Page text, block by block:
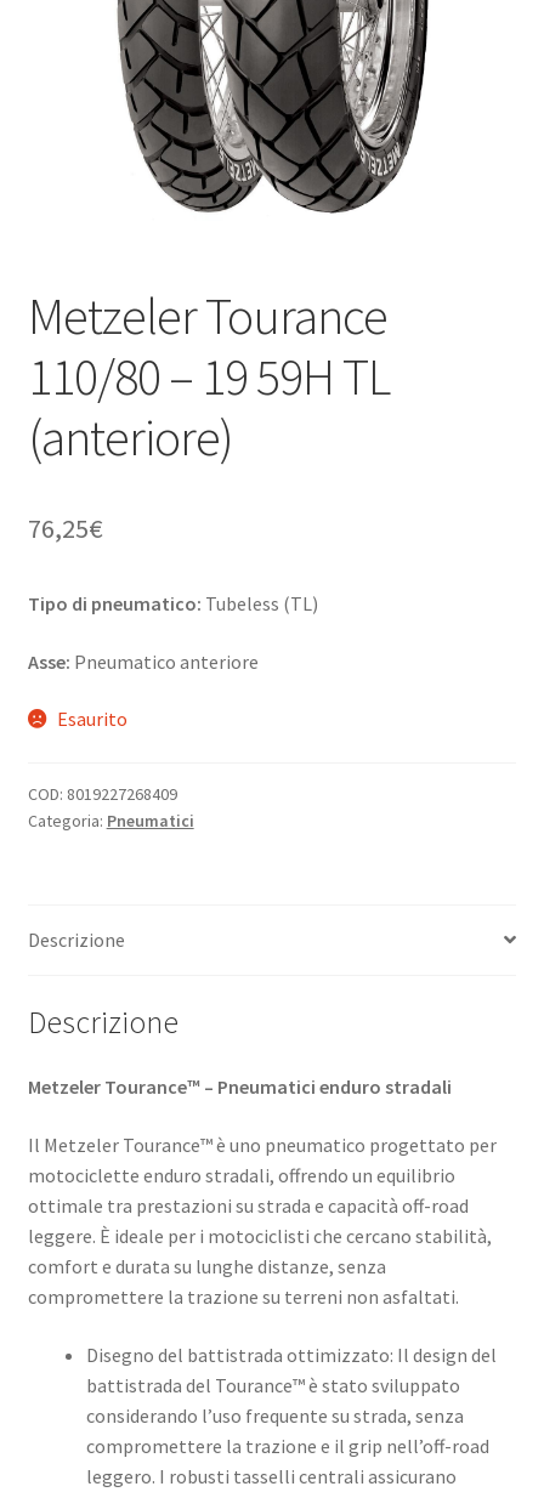
Metzeler Tourance
110/80 – 19 59H TL
(anteriore)
76,25€
Tipo di pneumatico: Tubeless (TL)
Asse: Pneumatico anteriore
Esaurito
COD: 8019227268409
Categoria: Pneumatici
Descrizione
Descrizione
Metzeler Tourance™ – Pneumatici enduro stradali
Il Metzeler Tourance™ è uno pneumatico progettato per
motociclette enduro stradali, offrendo un equilibrio
ottimale tra prestazioni su strada e capacità off-road
leggere. È ideale per i motociclisti che cercano stabilità,
comfort e durata su lunghe distanze, senza
compromettere la trazione su terreni non asfaltati.​
Disegno del battistrada ottimizzato: Il design del
battistrada del Tourance™ è stato sviluppato
considerando l’uso frequente su strada, senza
compromettere la trazione e il grip nell’off-road
leggero. I robusti tasselli centrali assicurano